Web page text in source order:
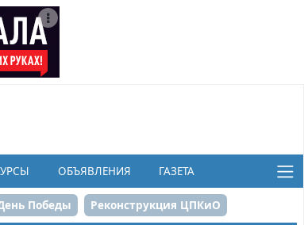
ОБЪЯВЛЕНИЯ ГАЗЕТА
Победы Реконструкция ЦПКиО